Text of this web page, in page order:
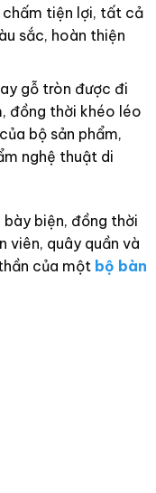
tiện lợi, tất cả
sắc, hoàn thiện
gỗ tròn được đi
đồng thời khéo léo
bộ sản phẩm,
nghệ thuật di
biện, đồng thời
viên, quây quần và
của một bộ bàn